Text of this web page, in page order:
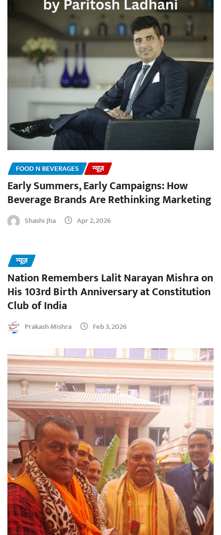
FOOD N BEVERAGES न्यूज़
Early Summers, Early Campaigns: How
Beverage Brands Are Rethinking Marketing
Shashi Jha Apr 2, 2026
न्यूज़
Nation Remembers Lalit Narayan Mishra on
His 103rd Birth Anniversary at Constitution
Club of India
Prakash Mishra Feb 3, 2026